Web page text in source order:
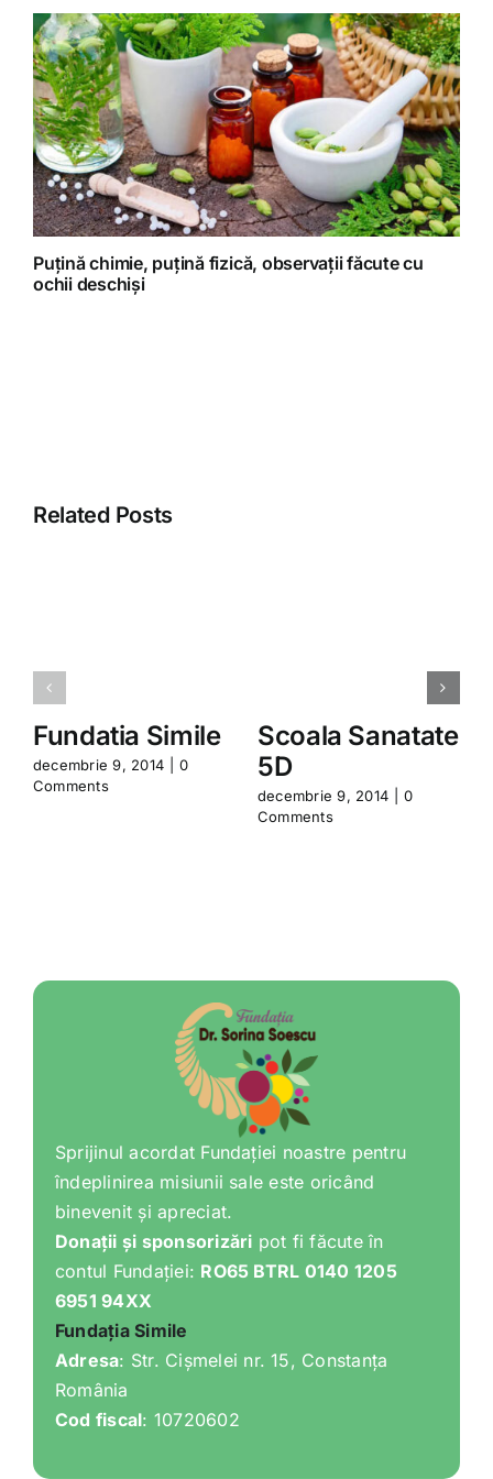
Puțină chimie, puțină fizică, observații făcute cu
ochii deschiși
Related Posts
Fundatia Simile
decembrie 9, 2014
0
Comments
Scoala Sanatate
5D
decembrie 9, 2014
0
Comments
Sprijinul acordat Fundației noastre pentru
îndeplinirea misiunii sale este oricând
binevenit și apreciat.
Donații și sponsorizări pot fi făcute în
contul Fundației: RO65 BTRL 0140 1205
6951 94XX
Fundația Simile
Adresa: Str. Cișmelei nr. 15, Constanța
România
Cod fiscal: 10720602